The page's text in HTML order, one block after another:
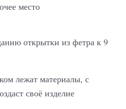
место
лежат материалы, с
своё изделие